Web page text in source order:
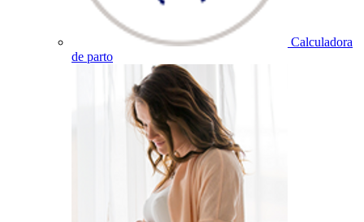
Calculadora
de parto